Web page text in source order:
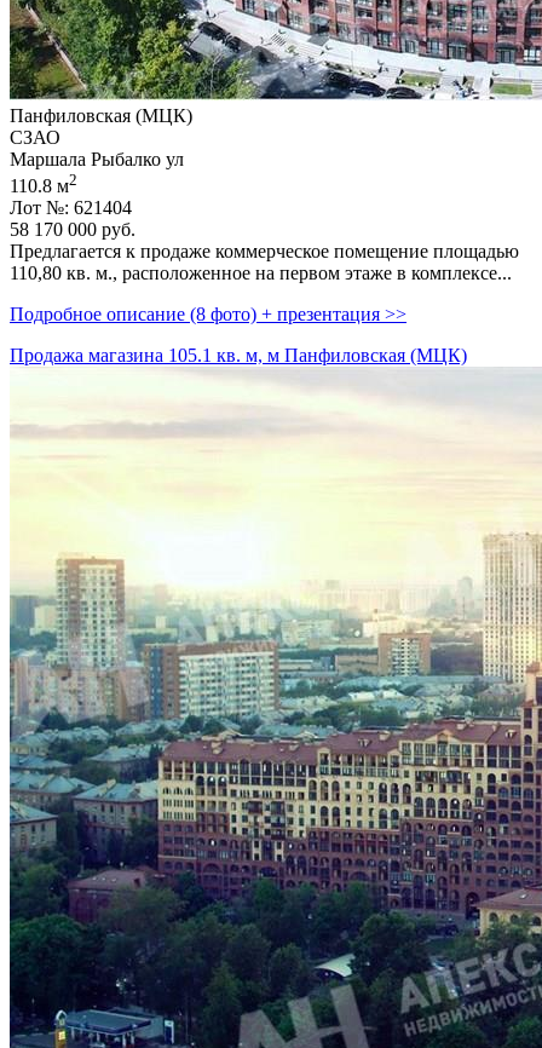
Панфиловская (МЦК)
СЗАО
Маршала Рыбалко ул
110.8 м2
Лот №: 621404
58 170 000 руб.
Предлагается к продаже коммерческое помещение площадью
110,­80 кв. м.,­ расположенное на первом этаже в комплексе...
Подробное описание (8 фото) + презентация >>
Продажа магазина 105.1 кв. м, м Панфиловская (МЦК)